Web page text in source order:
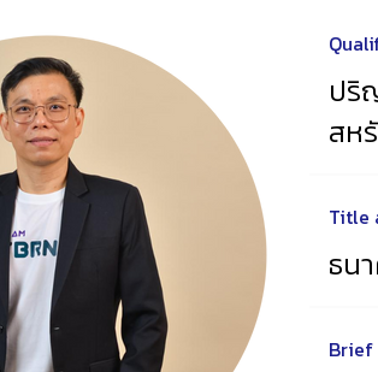
ปริ
สห
Title
ธน
Brief